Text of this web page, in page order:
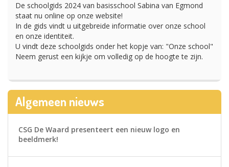
De schoolgids 2024 van basisschool Sabina van Egmond
staat nu online op onze website!
In de gids vindt u uitgebreide informatie over onze school
en onze identiteit.
U vindt deze schoolgids onder het kopje van: "Onze school"
Neem gerust een kijkje om volledig op de hoogte te zijn.
Algemeen nieuws
CSG De Waard presenteert een nieuw logo en
beeldmerk!